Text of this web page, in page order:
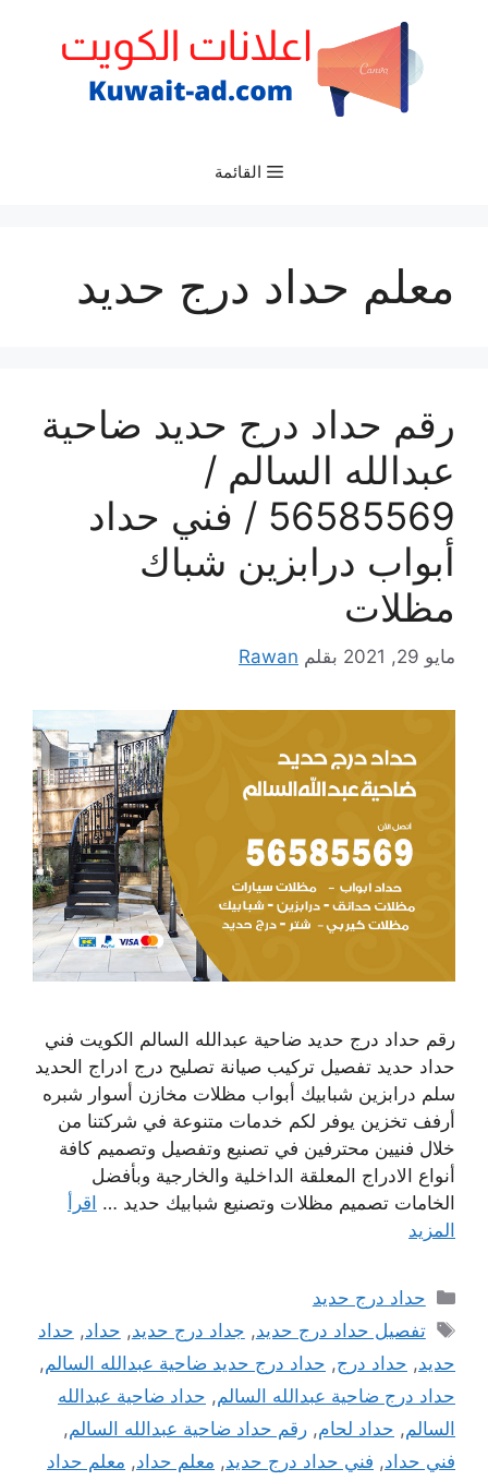
القائمة
معلم حداد درج حديد
رقم حداد درج حديد ضاحية
عبدالله السالم /
56585569 / فني حداد
أبواب درابزين شباك
مظلات
مايو 29, 2021 بقلم Rawan
رقم حداد درج حديد ضاحية عبدالله السالم الكويت فني
حداد حديد تفصيل تركيب صيانة تصليح درج ادراج الحديد
سلم درابزين شبابيك أبواب مظلات مخازن أسوار شبره
أرفف تخزين يوفر لكم خدمات متنوعة في شركتنا من
خلال فنيين محترفين في تصنيع وتفصيل وتصميم كافة
أنواع الادراج المعلقة الداخلية والخارجية وبأفضل
الخامات تصميم مظلات وتصنيع شبابيك حديد … اقرأ
المزيد
التصنيفات
حداد درج حديد
الوسوم
تفصيل حداد درج حديد, جداد درج حديد, حداد, حداد
حديد, حداد درج, حداد درج حديد ضاحية عبدالله السالم,
حداد درج ضاحية عبدالله السالم, حداد ضاحية عبدالله
السالم, حداد لحام, رقم حداد ضاحية عبدالله السالم,
فني حداد, فني حداد درج حديد, معلم حداد, معلم حداد